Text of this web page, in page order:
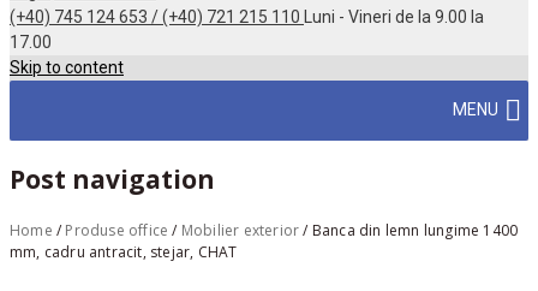
(+40) 745 124 653 / (+40) 721 215 110
Luni - Vineri de la 9.00 la
17.00
Skip to content
MENU
Post navigation
Home / Produse office / Mobilier exterior/ Banca din lemn lungime 1400
mm, cadru antracit, stejar, CHAT